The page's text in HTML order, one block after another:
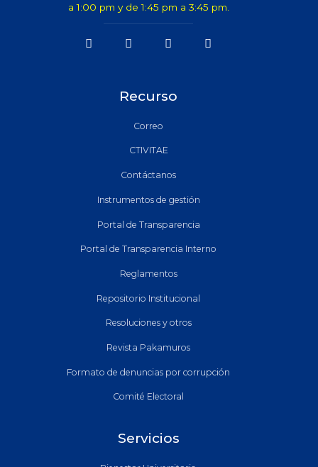
a 1:00 pm y de 1:45 pm a 3:45 pm.
Recurso
Correo
CTIVITAE
Contáctanos
Instrumentos de gestión
Portal de Transparencia
Portal de Transparencia Interno
Reglamentos
Repositorio Institucional
Resoluciones y otros
Revista Pakamuros
Formato de denuncias por corrupción
Comité Electoral
Servicios